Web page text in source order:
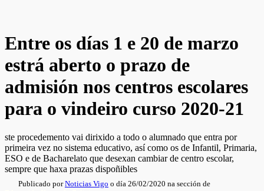
Entre os días 1 e 20 de marzo
estrá aberto o prazo de
admisión nos centros escolares
para o vindeiro curso 2020-21
ste procedemento vai dirixido a todo o alumnado que entra por
primeira vez no sistema educativo, así como os de Infantil, Primaria,
ESO e de Bacharelato que desexan cambiar de centro escolar,
sempre que haxa prazas dispoñibles
Publicado porNoticias Vigo o día 26/02/2020 na sección de